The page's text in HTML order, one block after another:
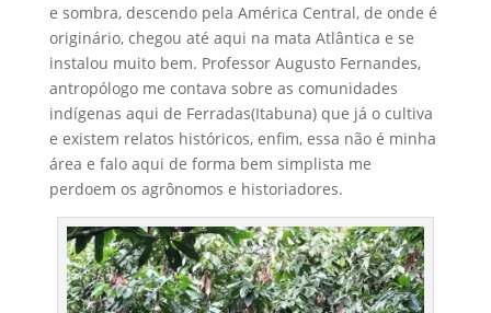
e sombra, descendo pela América Central, de onde é
originário, chegou até aqui na mata Atlântica e se
instalou muito bem. Professor Augusto Fernandes,
antropólogo me contava sobre as comunidades
indígenas aqui de Ferradas(Itabuna) que já o cultiva
e existem relatos históricos, enfim, essa não é minha
área e falo aqui de forma bem simplista me
perdoem os agrônomos e historiadores.